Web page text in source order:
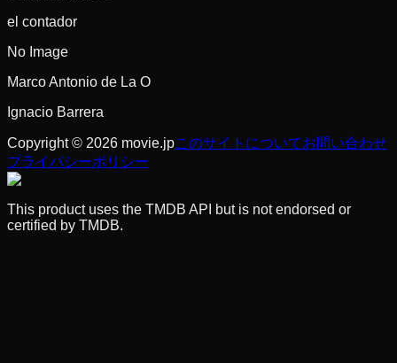
el contador
No Image
Marco Antonio de La O
Ignacio Barrera
Copyright © 2026 movie.jpこのサイトについてお問い合わせ
プライバシーポリシー
This product uses the TMDB API but is not endorsed or
certified by TMDB.